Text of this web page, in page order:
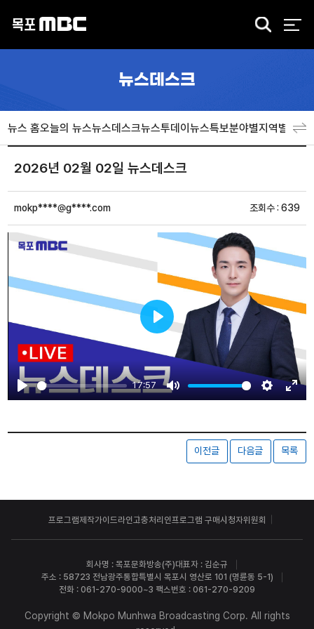
검
뉴스데스크
뉴스 홈오늘의 뉴스뉴스데스크뉴스투데이뉴스특보분야별지역별 뉴스
2026년 02월 02일 뉴스데스크
mokp****@g****.com 조회수 : 639
Play
17:57
Mute Settings
Play
이전글 다음글 목록
프로그램제작가이드라인 고충처리인 프로그램 구매시청자위원회
회사명 : 목포문화방송(주)대표자 : 김순규
주소 : 58723 전남광주통합특별시 목포시 영산로 101 (명륜동 5-1)
전화 : 061-270-9000~3 팩스번호 : 061-270-9209
Copyright © Mokpo Munhwa Broadcasting Corp. All rights